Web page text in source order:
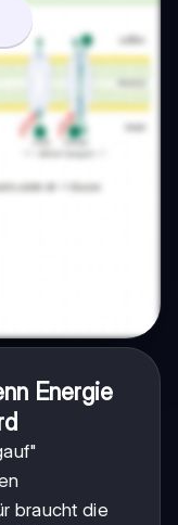
Energie
braucht die